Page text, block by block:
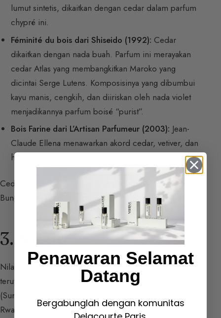
lumut sintetis, dikaitkan dengan cedar dalam parfum
chypré ini.
Féminité du bois dari Shiseido (1992): Cedar
dikaitkan dengan nada buah. Parfum ini merayakan
cedar Atlas yang membangkitkan Maroko yang
dicintai Serge Lutens. Komposisinya yang dibumbui
kayu manis, cengkih, dan diiriskan oleh nada violet
menjadikannya parfum boisé “purist”.
Bois Farine dari L’Artisan Parfumeur (2003): Jean-
Claude Ellena menawarkan akord cedar, vetiver, dan
hazelnut.
Cedar juga hadir dalam wewangian Osiris
dari Koleksi
Bunga Jeruk karya Sylvaine Delacourte.
3. Nilam
Nilam tumbuh di iklim tropis, berasal dari Malaysia, kini
terutama dibudidayakan di kepulauan Indonesia
(Sumatra, Jawa), India, Madagaskar, lalu Guatemala dan
Rwanda dalam proporsi lebih kecil.
Penawaran Selamat
Datang
Bergabunglah dengan komunitas